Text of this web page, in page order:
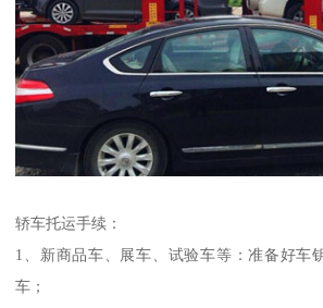
轿车托运手续：
1、新商品车、展车、试验车等：准备好车
车；